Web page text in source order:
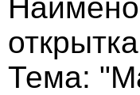
открытка
Тема: